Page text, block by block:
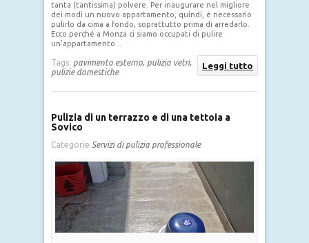
tanta (tantissima) polvere. Per inaugurare nel migliore
dei modi un nuovo appartamento, quindi, è necessario
pulirlo da cima a fondo, soprattutto prima di arredarlo.
Ecco perché a Monza ci siamo occupati di pulire
un’appartamento ..
Leggi tutto
Tags: pavimento esterno, pulizia vetri,
pulizie domestiche
Pulizia di un terrazzo e di una tettoia a
Sovico
Categorie Servizi di pulizia professionale